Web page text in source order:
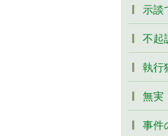
示談
不起
執行
無実
事件